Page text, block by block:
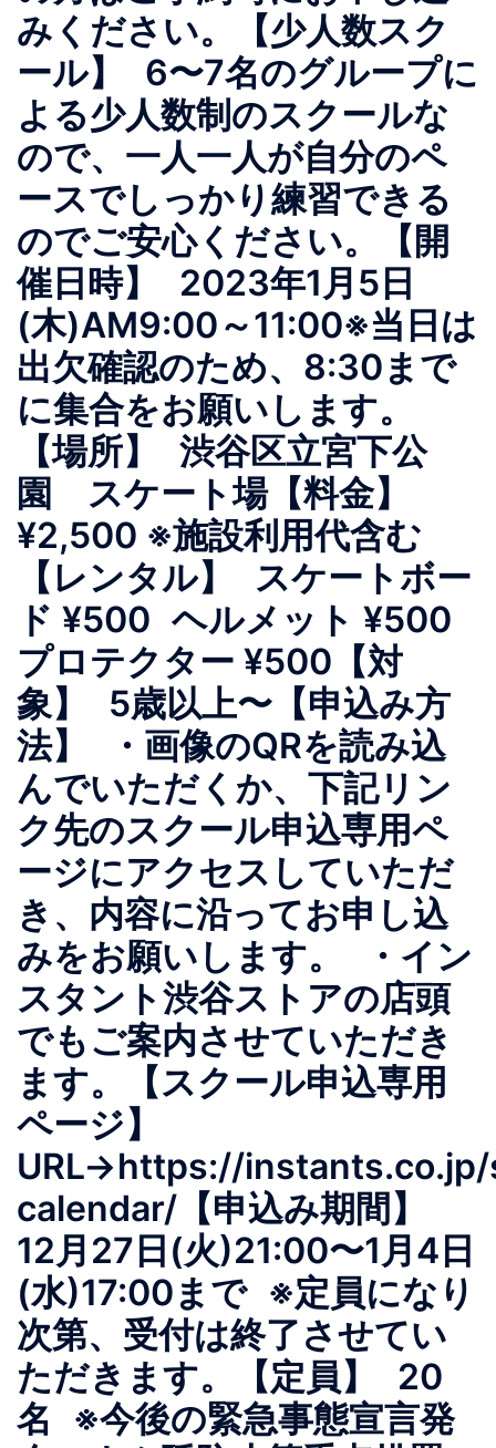
みください。【少人数スク
ール】 6〜7名のグループに
よる少人数制のスクールな
ので、一人一人が自分のペ
ースでしっかり練習できる
のでご安心ください。【開
催日時】 2023年1月5日
(木)AM9:00～11:00※当日は
出欠確認のため、8:30まで
に集合をお願いします。
【場所】 渋谷区立宮下公
園 スケート場【料金】
¥2,500 ※施設利用代含む
【レンタル】 スケートボー
ド ¥500 ヘルメット ¥500
プロテクター ¥500【対
象】 5歳以上〜【申込み方
法】 ・画像のQRを読み込
んでいただくか、下記リン
ク先のスクール申込専用ペ
ージにアクセスしていただ
き、内容に沿ってお申し込
みをお願いします。 ・イン
スタント渋谷ストアの店頭
でもご案内させていただき
ます。【スクール申込専用
ページ】
URL→https://
calendar/【申込み期間】
12月27日(火)21:00〜1月4日
(水)17:00まで ※定員になり
次第、受付は終了させてい
ただきます。【定員】 20
名 ※今後の緊急事態宣言発